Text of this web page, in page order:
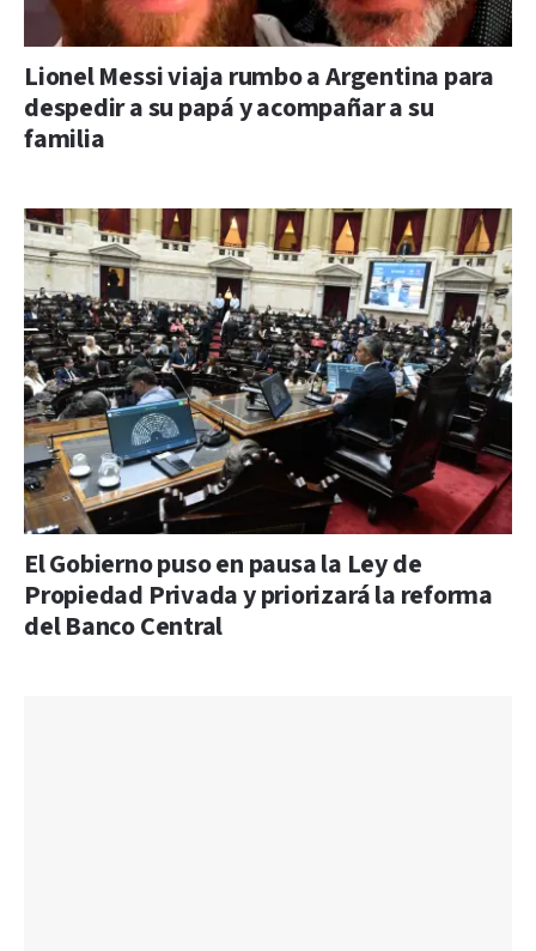
Lionel Messi viaja rumbo a Argentina para
despedir a su papá y acompañar a su
familia
El Gobierno puso en pausa la Ley de
Propiedad Privada y priorizará la reforma
del Banco Central